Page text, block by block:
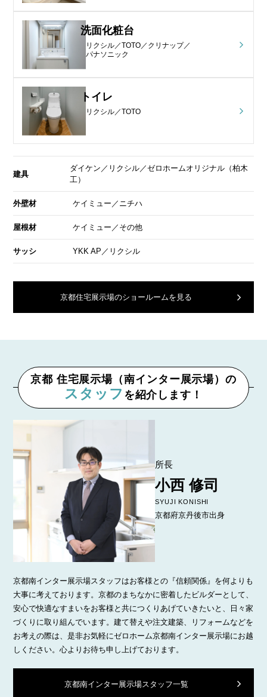
洗面化粧台
リクシル／TOTO／クリナップ／
パナソニック
トイレ
リクシル／TOTO
建具
ダイケン／リクシル／ゼロホームオリジナル（柏木
工）
外壁材 ケイミュー／ニチハ
屋根材 ケイミュー／その他
サッシ YKK AP／リクシル
京都住宅展示場のショールームを見る
京都 住宅展示場（南インター展示場）の
スタッフ を紹介します！
所長
小西 修司
SYUJI KONISHI
京都府京丹後市出身
京都南インター展示場スタッフはお客様との『信頼関係』を何よりも
大事に考えております。京都のまちなかに密着したビルダーとして、
安心で快適なすまいをお客様と共につくりあげていきたいと、日々家
づくりに取り組んでいます。建て替えや注文建築、リフォームなどを
お考えの際は、是非お気軽にゼロホーム京都南インター展示場にお越
しください。心よりお待ち申し上げております。
京都南インター展示場スタッフ一覧